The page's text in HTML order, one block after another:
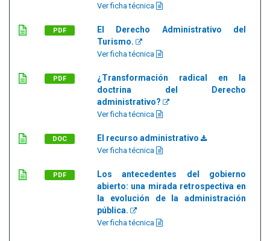
Ver ficha técnica
PDF
El Derecho Administrativo del
Turismo.
Ver ficha técnica
PDF
¿Transformación radical en la
doctrina del Derecho
administrativo?
Ver ficha técnica
DOC El recurso administrativo
Ver ficha técnica
PDF
Los antecedentes del gobierno
abierto: una mirada retrospectiva en
la evolución de la administración
pública.
Ver ficha técnica